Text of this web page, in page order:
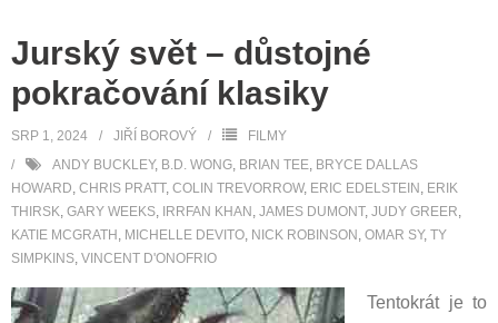
Jurský svět – důstojné
pokračování klasiky
SRP 1, 2024 JIŘÍ BOROVÝ
FILMY
ANDY BUCKLEY, B.D. WONG, BRIAN TEE, BRYCE DALLAS
HOWARD, CHRIS PRATT, COLIN TREVORROW, ERIC EDELSTEIN , ERIK
THIRSK, GARY WEEKS, IRRFAN KHAN , JAMES DUMONT, JUDY GREER,
KATIE MCGRATH , MICHELLE DEVITO, NICK ROBINSON , OMAR SY, TY
SIMPKINS, VINCENT D'ONOFRIO
Tentokrát je to